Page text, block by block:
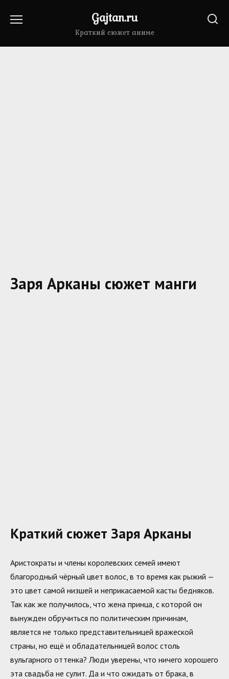
Gajtan.ru
Краткий сюжет аниме
Заря Арканы сюжет манги
Краткий сюжет Заря Арканы
Аристократы и члены королевских семей имеют
благородный чёрный цвет волос, в то время как рыжий —
это цвет самой низшей и неприкасаемой касты бедняков.
Так как же получилось, что жена принца, с которой он
вынужден обручиться по политическим причинам,
является не только представительницей вражеской
страны, но ещё и обладательницей волос столь
вульгарного оттенка? Люди уверены, что ничего хорошего
эта свадьба не сулит. Да и что ожидать от брака, в